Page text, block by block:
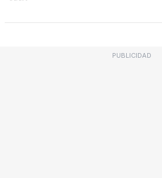
PUBLICIDAD